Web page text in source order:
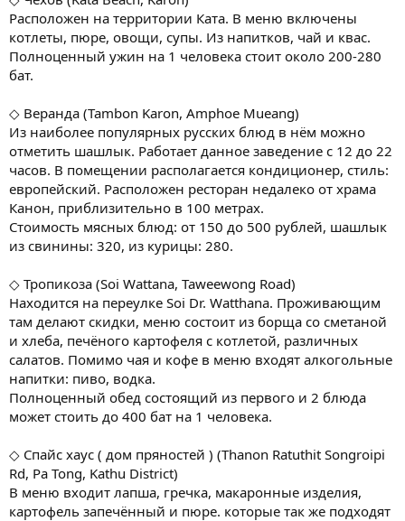
Расположен на территории Ката. В меню включены
котлеты, пюре, овощи, супы. Из напитков, чай и квас.
Полноценный ужин на 1 человека стоит около 200-280
бат.
◇ Веранда (Tambon Karon, Amphoe Mueang)
Из наиболее популярных русских блюд в нём можно
отметить шашлык. Работает данное заведение с 12 до 22
часов. В помещении располагается кондиционер, стиль:
европейский. Расположен ресторан недалеко от храма
Канон, приблизительно в 100 метрах.
Стоимость мясных блюд: от 150 до 500 рублей, шашлык
из свинины: 320, из курицы: 280.
◇ Тропикоза (Soi Wattana, Taweewong Road)
Находится на переулке Soi Dr. Watthana. Проживающим
там делают скидки, меню состоит из борща со сметаной
и хлеба, печёного картофеля с котлетой, различных
салатов. Помимо чая и кофе в меню входят алкогольные
напитки: пиво, водка.
Полноценный обед состоящий из первого и 2 блюда
может стоить до 400 бат на 1 человека.
◇ Спайс хаус ( дом пряностей ) (Thanon Ratuthit Songroipi
Rd, Pa Tong, Kathu District)
В меню входит лапша, гречка, макаронные изделия,
картофель запечённый и пюре. которые так же подходят